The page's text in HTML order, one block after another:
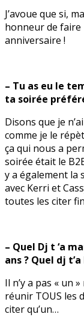
J’avoue que si,
honneur de faire
anniversaire !
– Tu as eu le
ta soirée
Disons que je
comme je le
ça qui nous a
soirée était le
y a également la
avec Kerri et
toutes les citer
– Quel Dj t ‘a
ans ? Quel dj
Il n’y a pas « un
réunir TOUS les
citer qu’un…